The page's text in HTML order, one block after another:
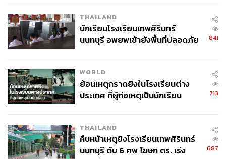
THAILAND
นักเรียนโรงเรียนเทพศิรินทร์
นนทบุรี อพยพเข้ายังพื้นที่ปลอดภัย
841
WORLD
ย้อนเหตุกราดยิงในโรงเรียนต่าง
ประเทศ ที่ผู้ก่อเหตุเป็นนักเรียน
713
THAILAND
คืบหน้าเหตุยิงโรงเรียนเทพศิรินทร์
นนทบุรี ดับ 6 ศพ โฆษก ตร. เร่ง
687